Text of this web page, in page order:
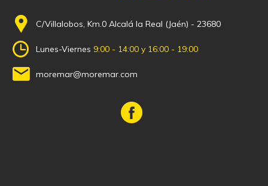
C/Villalobos, Km.0 Alcalá la Real (Jaén) - 23680
Lunes-Viernes 9:00 - 14:00 y 16:00 - 19:00
moremar@moremar.com